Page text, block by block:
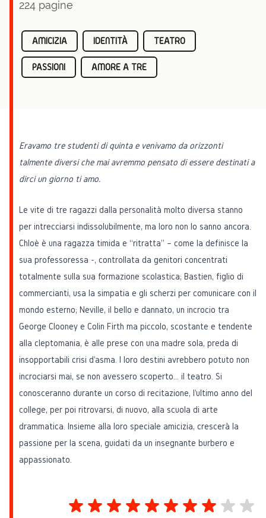
224 pagine
AMICIZIA IDENTITÀ TEATRO
PASSIONI AMORE A TRE
Eravamo tre studenti di quinta e venivamo da orizzonti
talmente diversi che mai avremmo pensato di essere destinati a
dirci un giorno ti amo.
Le vite di tre ragazzi dalla personalità molto diversa stanno
per intrecciarsi indissolubilmente, ma loro non lo sanno ancora.
Chloè è una ragazza timida e “ritratta” – come la definisce la
sua professoressa -, controllata da genitori concentrati
totalmente sulla sua formazione scolastica; Bastien, figlio di
commercianti, usa la simpatia e gli scherzi per comunicare con il
mondo esterno; Neville, il bello e dannato, un incrocio tra
George Clooney e Colin Firth ma piccolo, scostante e tendente
alla cleptomania, è alle prese con una madre sola, preda di
insopportabili crisi d'asma. I loro destini avrebbero potuto non
incrociarsi mai, se non avessero scoperto… il teatro. Si
conosceranno durante un corso di recitazione, l'ultimo anno del
college, per poi ritrovarsi, di nuovo, alla scuola di arte
drammatica. Insieme alla loro speciale amicizia, crescerà la
passione per la scena, guidati da un insegnante burbero e
appassionato.